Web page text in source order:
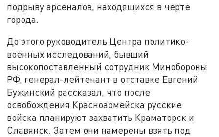
подрыву арсеналов, находящихся в черте
города.
До этого руководитель Центра политико-
военных исследований, бывший
высокопоставленный сотрудник Минобороны
РФ, генерал-лейтенант в отставке Евгений
Бужинский рассказал, что после
освобождения Красноармейска русские
войска планируют захватить Краматорск и
Славянск. Затем они намерены взять под